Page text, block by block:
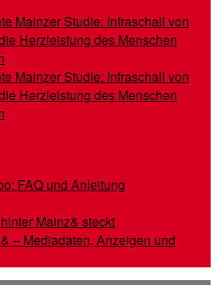
Mainzer Studie: Infraschall von
Herzleistung des Menschen
Mainzer Studie: Infraschall von
Herzleistung des Menschen
FAQ und Anleitung
Mainz& steckt
– Mediadaten, Anzeigen und